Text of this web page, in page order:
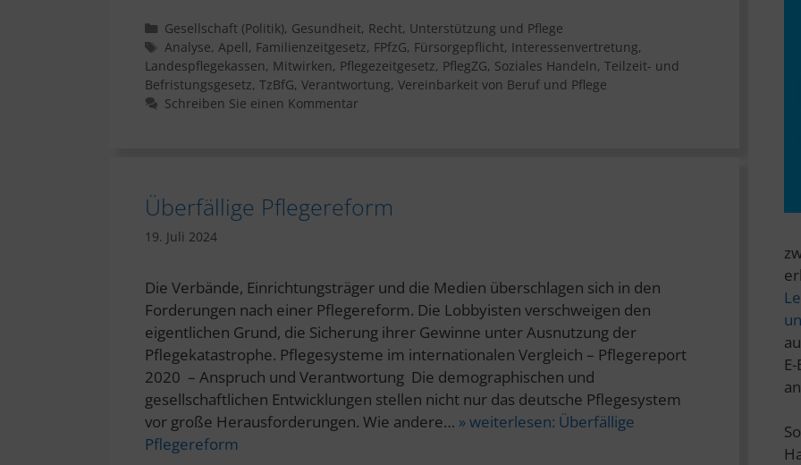
Kategorien
Gesellschaft (Politik), Gesundheit, Recht, Unterstützung und Pflege
Schlagwörter
Analyse, Apell, Familienzeitgesetz, FPfzG, Fürsorgepflicht, Interessenvertretung,
Landespflegekassen, Mitwirken, Pflegezeitgesetz, PflegZG, Soziales Handeln, Teilzeit- und
Befristungsgesetz, TzBfG, Verantwortung, Vereinbarkeit von Beruf und Pflege
Schreiben Sie einen Kommentar
Überfällige Pflegereform
19. Juli 2024
Die Verbände, Einrichtungsträger und die Medien überschlagen sich in den
Forderungen nach einer Pflegereform. Die Lobbyisten verschweigen den
eigentlichen Grund, die Sicherung ihrer Gewinne unter Ausnutzung der
Pflegekatastrophe. Pflegesysteme im internationalen Vergleich – Pflegereport
2020 – Anspruch und Verantwortung Die demographischen und
gesellschaftlichen Entwicklungen stellen nicht nur das deutsche Pflegesystem
vor große Herausforderungen. Wie andere… » weiterlesen: Überfällige
Pflegereform